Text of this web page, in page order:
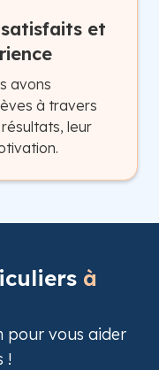
satisfaits et
avons
à travers
leur
à
pour vous aider
!